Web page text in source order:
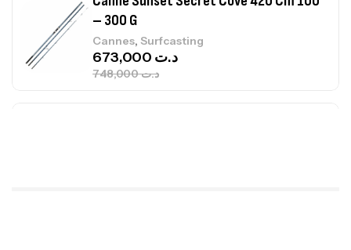
Canne Jigging Sunset Massive Attack
1.83m 120/250gr 30kg
Cannes,Jigging
د.ت340,000